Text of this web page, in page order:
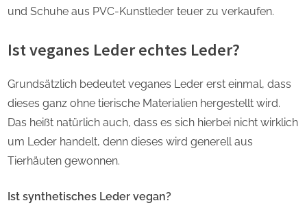
und Schuhe aus PVC-Kunstleder teuer zu verkaufen.
Ist veganes Leder echtes Leder?
Grundsätzlich bedeutet veganes Leder erst einmal, dass
dieses ganz ohne tierische Materialien hergestellt wird.
Das heißt natürlich auch, dass es sich hierbei nicht wirklich
um Leder handelt, denn dieses wird generell aus
Tierhäuten gewonnen.
Ist synthetisches Leder vegan?